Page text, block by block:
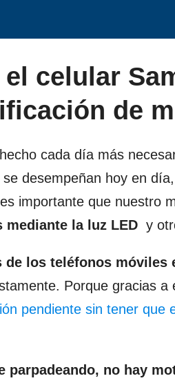
celular
de
cada día más
desempeñan hoy en
importante que nuestro
la luz LED y
de los teléfonos
Porque gracias
pendiente sin tener que
parpadeando, no hay